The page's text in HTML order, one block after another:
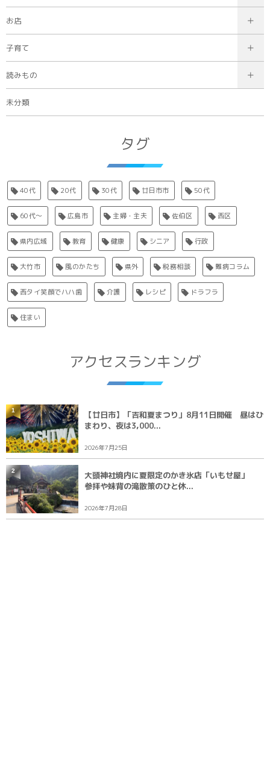
お店
子育て
読みもの
未分類
タグ
40代 20代 30代 廿日市市 50代
60代〜 広島市 主婦・主夫 佐伯区 西区
県内広域 教育 健康 シニア 行政
大竹市 風のかたち 県外 税務相談 難病コラム
西タイ笑顔でハハ歯 介護 レシピ ドラフラ
住まい
アクセスランキング
【廿日市】「吉和夏まつり」8月11日開催 昼はひ
まわり、夜は3,000...
2026年7月25日
1
大頭神社境内に夏限定のかき氷店「いもせ屋」
参拝や妹背の滝散策のひと休...
2026年7月28日
2